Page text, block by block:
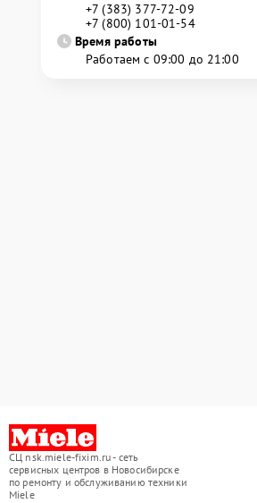
+7 (383) 377-72-09
+7 (800) 101-01-54
Время работы
Работаем с 09:00 до 21:00
СЦ nsk.miele-fixim.ru - сеть
сервисных центров в Новосибирске
по ремонту и обслуживанию техники
Miele